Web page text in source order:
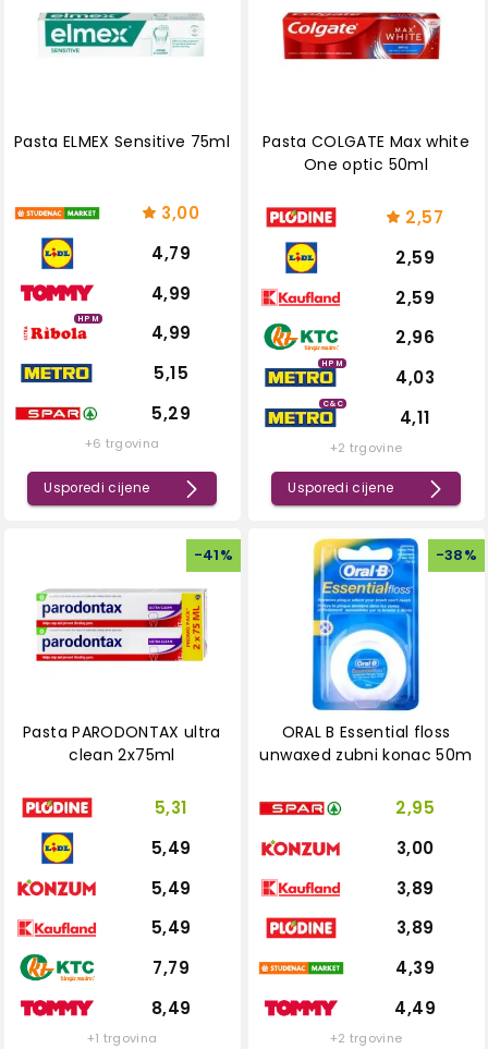
Pasta ELMEX Sensitive 75ml
3,00
4,79
4,99
HPM
4,99
5,15
5,29
+6 trgovina
Usporedi cijene
Pasta COLGATE Max white
One optic 50ml
2,57
2,59
2,59
2,96
HPM
4,03
C&C
4,11
+2 trgovine
Usporedi cijene
-41%
Pasta PARODONTAX ultra
clean 2x75ml
5,31
5,49
5,49
5,49
7,79
8,49
+1 trgovina
-38%
ORAL B Essential floss
unwaxed zubni konac 50m
2,95
3,00
3,89
3,89
4,39
4,49
+2 trgovine